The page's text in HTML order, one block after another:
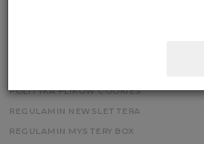
POLITYKA PLIKÓW COOKIES
REGULAMIN NEWSLETTERA
REGULAMIN MYSTERY BOX